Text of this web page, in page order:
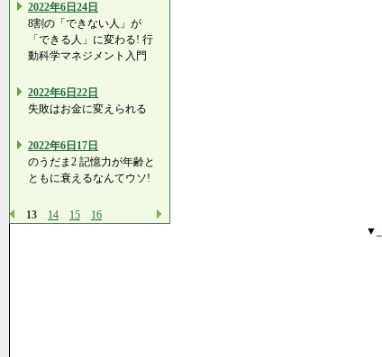
2022年6日24日
8割の「できない人」が
「できる人」に変わる! 行
動科学マネジメント入門
2022年6日22日
失敗はお金に変えられる
2022年6日17日
のうだま2 記憶力が年齢と
ともに衰えるなんてウソ!
13 14 15 16
▼